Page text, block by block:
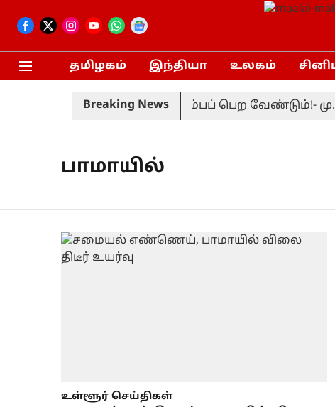
தமிழகம் இந்தியா உலகம்
Breaking News
FCRA மசோதாவை திரும்பப் பெற வேண்டும்!-
பாமாயில்
உள்ளூர் செய்திகள்